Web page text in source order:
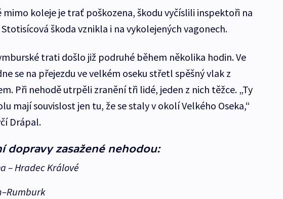
mimo koleje je trať poškozena, škodu vyčíslili inspektoři na
škoda vznikla i na vykolejených vagonech.
trati došlo již podruhé během několika hodin. Ve
se na přejezdu ve velkém oseku střetl spěšný vlak z
Při nehodě utrpěli zranění tři lidé, jeden z nich těžce. „Ty
mají souvislost jen tu, že se staly v okolí Velkého Oseka,“
Drápal.
dopravy zasažené nehodou:
– Hradec Králové